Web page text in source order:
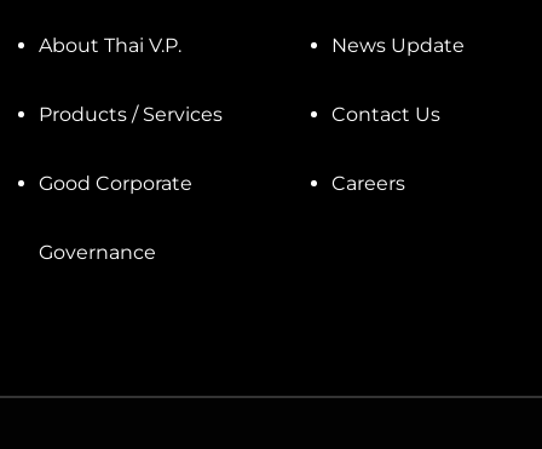
About Thai V.P.
Products / Services
Good Corporate
Governance
News Update
Contact Us
Careers